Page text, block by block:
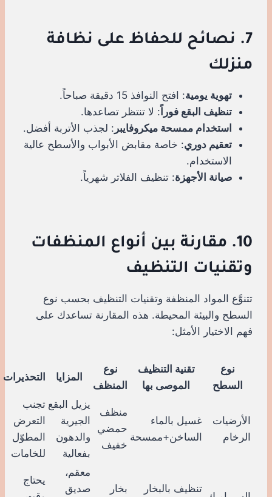
7. نصائح للحفاظ على نظافة
منزلك
تهوية يومية: افتح النوافذ 15 دقيقة صباحاً.
تنظيف البقع فوراً: لا تنتظر تصاعدها.
استخدام ممسحة ميكروفايبر : لجذب الأتربة أفضل.
تعقيم دوري: خاصة مقابض الأبواب والأسطح عالية
الاستخدام.
صيانة الأجهزة: تنظيف الفلاتر شهرياً.
10. مقارنة بين أنواع المنظفات
وتقنيات التنظيف
تتنوَّع المواد المنظفة وتقنيات التنظيف بحسب نوع
السطح والبيئة المحيطة. هذه المقارنة تساعدك على
فهم الاختيار الأمثل:
نوع
السطح
تقنية التنظيف
الموصى بها
نوع
المنظف
المزايا التحذيرات
الأرضيات
الرخام
غسيل بالماء
الساخن+ممسحة
منظف
حمضي
خفيف
يزيل البقع
الجيرية
والدهون
بفعالية
تجنب
التعرض
المطوّل
للخامات
تنظيف بالبخار بخار
معقم،
صديق
يحتاج